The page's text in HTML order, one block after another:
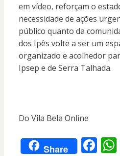
em vídeo, reforçam o
necessidade de ações
público quanto da
dos Ipês volte a ser um
organizado e acolhedor
Ipsep e de Serra Talhada.
Do Vila Bela Online
Share F